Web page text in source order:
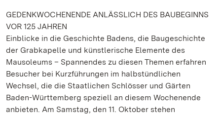
GEDENKWOCHENENDE ANLÄSSLICH DES BAUBEGINNS
VOR 125 JAHREN
Einblicke in die Geschichte Badens, die Baugeschichte
der Grabkapelle und künstlerische Elemente des
Mausoleums – Spannendes zu diesen Themen erfahren
Besucher bei Kurzführungen im halbstündlichen
Wechsel, die die Staatlichen Schlösser und Gärten
Baden-Württemberg speziell an diesem Wochenende
anbieten. Am Samstag, den 11. Oktober stehen